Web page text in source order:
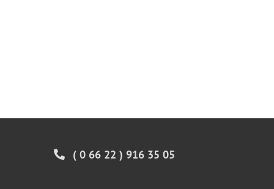
( 0 66 22 ) 916 35 05